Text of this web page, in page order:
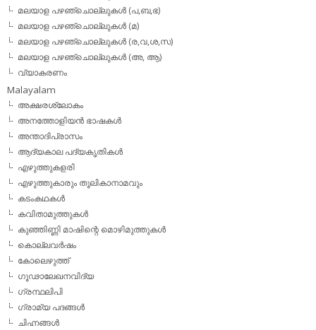
മലയാള പഴഞ്ചൊല്ലുകള്‍ (പ,ബ,ഭ)
മലയാള പഴഞ്ചൊല്ലുകള്‍ (മ)
മലയാള പഴഞ്ചൊല്ലുകള്‍ (ര,വ,ശ,സ)
മലയാള പഴഞ്ചൊല്ലുകൾ (അ, ആ)
വ്യാകരണം
Malayalam
അക്ഷരശ്ലോകം
അനത്തോളിയന്‍ ഭാഷകള്‍
അന്താദിപ്രാസം
ആദ്യകാല പദ്യകൃതികള്‍
എഴുത്തുകളരി
എഴുത്തുകാരും തൂലികാനാമവും
കടംകഥകള്‍
കവിതാമുത്തുകള്‍
കുഞ്ഞിണ്ണി മാഷിന്റെ മൊഴിമുത്തുകള്‍
കൊല്ലവര്‍ഷം
കോലെഴുത്ത്
ഗൂഢാലേഖനവിദ്യ
ഗ്രന്ഥലിപി
ഗ്രാമ്യ പദങ്ങള്‍
ചിഹ്നങ്ങള്‍